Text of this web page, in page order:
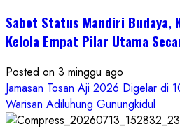
Nasional,
Ruwatan
Petilasan
Sendangwangi
Mohon
Restu
Sabet Status Mandiri Budaya,
Kelola Empat Pilar Utama
Posted on 3 minggu ago
Jamasan Tosan Aji 2026 Digelar di
Warisan Adiluhung Gunungkidul